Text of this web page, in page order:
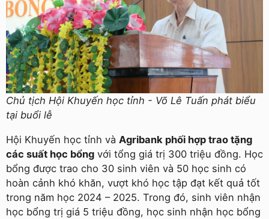
Chủ tịch Hội Khuyến học tỉnh - Võ Lê Tuấn phát biểu
tại buổi lễ
Hội Khuyến học tỉnh và Agribank phối hợp trao tặng
các suất học bổng với tổng giá trị 300 triệu đồng. Học
bổng được trao cho 30 sinh viên và 50 học sinh có
hoàn cảnh khó khăn, vượt khó học tập đạt kết quả tốt
trong năm học 2024 – 2025. Trong đó, sinh viên nhận
học bổng trị giá 5 triệu đồng, học sinh nhận học bổng